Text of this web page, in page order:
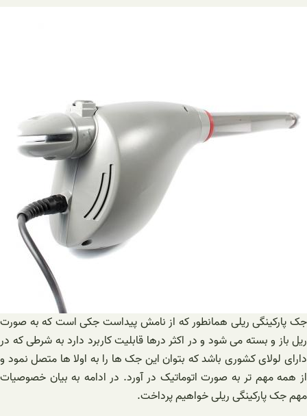
جک پارکینگی ریلی همانطور که از نامش پیداست جکی است که به صورت
ریل باز و بسته می شود و در اکثر درها قابلیت کاربرد دارد به شرطی که در
دارای لولای کشوری باشد که بتوان این جک ها را به اولا ها متصل نمود و
از همه مهم تر به صورت اتوماتیک در آورد. در ادامه به بیان خصوصیات
مهم جک پارکینگی ریلی خواهیم پرداخت.